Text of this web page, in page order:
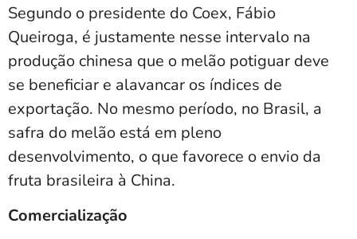
Segundo o presidente do Coex, Fábio
Queiroga, é justamente nesse intervalo na
produção chinesa que o melão potiguar deve
se beneficiar e alavancar os índices de
exportação. No mesmo período, no Brasil, a
safra do melão está em pleno
desenvolvimento, o que favorece o envio da
fruta brasileira à China.
Comercialização